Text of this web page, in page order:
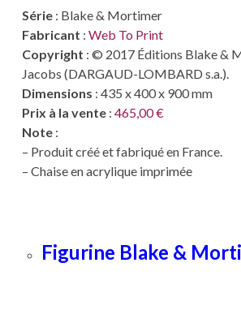
Série: Blake & Mortimer
Fabricant : Web To Print
Copyright : © 2017 Éditions Blake &
Jacobs (DARGAUD-LOMBARD s.a.).
Dimensions : 435 x 400 x 900 mm
Prix à la vente: 465,00 €
Note:
– Produit créé et fabriqué en France.
– Chaise en acrylique imprimée
Figurine Blake &